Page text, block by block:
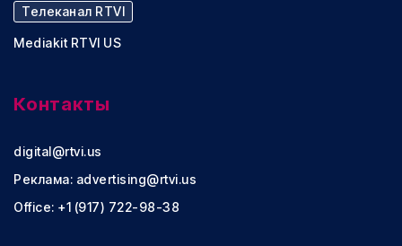
Телеканал RTVI
Mediakit RTVI US
Контакты
digital@rtvi.us
Реклама: advertising@rtvi.us
Office: +1 (917) 722-98-38